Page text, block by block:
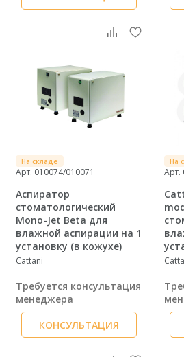
На складе
Арт. 010074/010071
Аспиратор
стоматологический
Mono-Jet Beta для
влажной аспирации на 1
установку (в кожухе)
Cattani
Требуется консультация
менеджера
КОНСУЛЬТАЦИЯ
На
Арт.